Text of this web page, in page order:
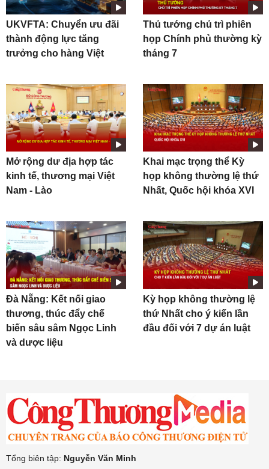
UKVFTA: Chuyển ưu đãi
thành động lực tăng
trưởng cho hàng Việt
Thủ tướng chủ trì phiên
họp Chính phủ thường kỳ
tháng 7
Mở rộng dư địa hợp tác
kinh tế, thương mại Việt
Nam - Lào
Khai mạc trọng thể Kỳ
họp không thường lệ thứ
Nhất, Quốc hội khóa XVI
Đà Nẵng: Kết nối giao
thương, thúc đẩy chế
biến sâu sâm Ngọc Linh
và dược liệu
Kỳ họp không thường lệ
thứ Nhất cho ý kiến lần
đầu đối với 7 dự án luật
Tổng biên tập: Nguyễn Văn Minh